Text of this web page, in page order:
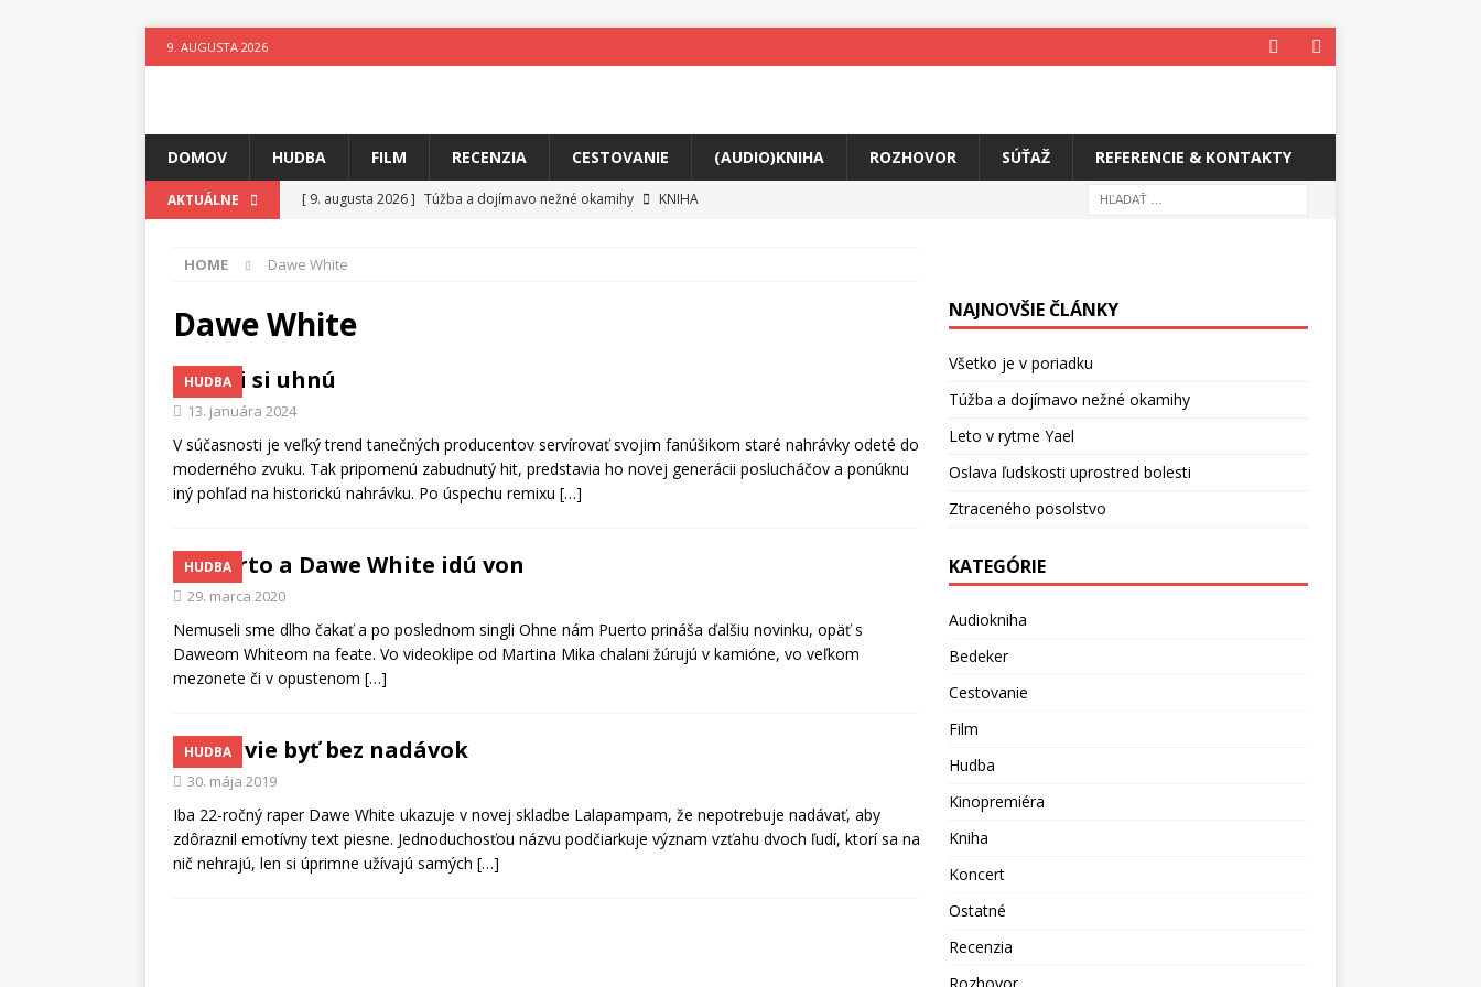
9. AUGUSTA 2026
DOMOV HUDBA FILM RECENZIA CESTOVANIE (AUDIO)KNIHA ROZHOVOR SÚŤAŽ REFERENCIE & KONTAKTY
AKTUÁLNE [ 9. augusta 2026 ] Túžba a dojímavo nežné okamihy
KNIHA
[ 8. augusta 2026 ]
[ 7. augusta 2026 ]
[ 6. augusta 2026 ]
HOME Dawe White
Dawe White
HUDBA
Radi si uhnú
13. januára 2024
V súčasnosti je veľký trend tanečných producentov servírovať svojim fanúšikom staré nahrávky odeté do
moderného zvuku. Tak pripomenú zabudnutý hit, predstavia ho novej generácii poslucháčov a ponúknu
iný pohľad na historickú nahrávku. Po úspechu remixu […]
HUDBA
Puerto a Dawe White idú von
29. marca 2020
Nemuseli sme dlho čakať a po poslednom singli Ohne nám Puerto prináša ďalšiu novinku, opäť s
Daweom Whiteom na feate. Vo videoklipe od Martina Mika chalani žúrujú v kamióne, vo veľkom
mezonete či v opustenom […]
HUDBA
Rap vie byť bez nadávok
30. mája 2019
Iba 22-ročný raper Dawe White ukazuje v novej skladbe Lalapampam, že nepotrebuje nadávať, aby
zdôraznil emotívny text piesne. Jednoduchosťou názvu podčiarkuje význam vzťahu dvoch ľudí, ktorí sa na
nič nehrajú, len si úprimne užívajú samých […]
NAJNOVŠIE ČLÁNKY
Všetko je v poriadku
Túžba a dojímavo nežné okamihy
Leto v rytme Yael
Oslava ľudskosti uprostred bolesti
Ztraceného posolstvo
KATEGÓRIE
Audiokniha
Bedeker
Cestovanie
Film
Hudba
Kinopremiéra
Kniha
Koncert
Ostatné
Recenzia